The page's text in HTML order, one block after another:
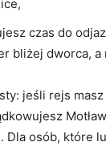
czas do
bliżej dworca, a
jeśli rejs masz
Dla osób, które